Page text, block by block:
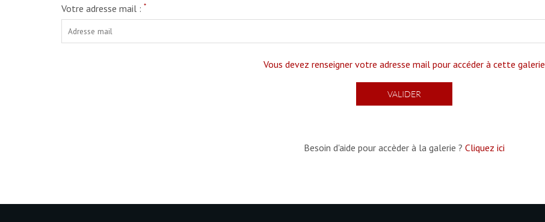
Votre adresse mail : *
Vous devez renseigner votre adresse mail pour accéder à cette galerie
Besoin d'aide pour accèder à la galerie ? Cliquez ici